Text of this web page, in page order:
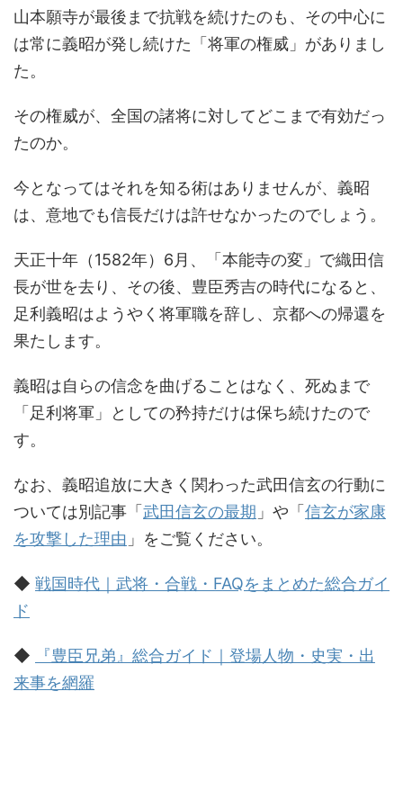
山本願寺が最後まで抗戦を続けたのも、その中心に
は常に義昭が発し続けた「将軍の権威」がありまし
た。
その権威が、全国の諸将に対してどこまで有効だっ
たのか。
今となってはそれを知る術はありませんが、義昭
は、意地でも信長だけは許せなかったのでしょう。
天正十年（1582年）6月、「本能寺の変」で織田信
長が世を去り、その後、豊臣秀吉の時代になると、
足利義昭はようやく将軍職を辞し、京都への帰還を
果たします。
義昭は自らの信念を曲げることはなく、死ぬまで
「足利将軍」としての矜持だけは保ち続けたので
す。
なお、義昭追放に大きく関わった武田信玄の行動に
ついては別記事「 武田信玄の最期 」や「 信玄が家康
を攻撃した理由 」をご覧ください。
◆ 戦国時代｜武将・合戦・FAQをまとめた総合ガイ
ド
◆
『豊臣兄弟』総合ガイド｜登場人物・史実・出
来事を網羅